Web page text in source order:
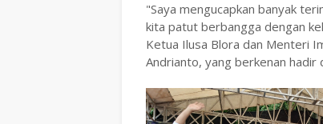
"Saya mengucapkan banyak
kita patut berbangga dengan
Ketua Ilusa Blora dan Menteri
Andrianto, yang berkenan hadir